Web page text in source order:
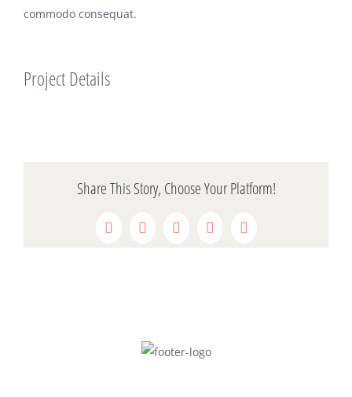
commodo consequat.
Project Details
Share This Story, Choose Your Platform!
FacebookTwitterRedditLinkedInPinterest